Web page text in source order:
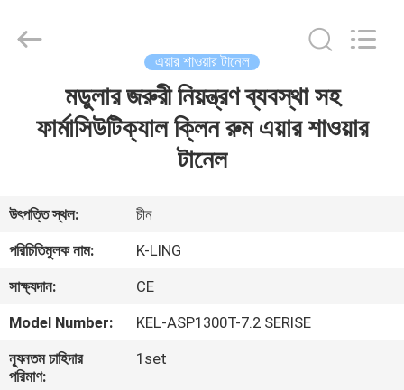
আমাদের
সম্বন্ধে
কারখানা
পরিদর্শন
Technology
Company.
এয়ার শাওয়ার টানেল
মডুলার জরুরী নিয়ন্ত্রণ ব্যবস্থা সহ
ফার্মাসিউটিক্যাল ক্লিন রুম এয়ার শাওয়ার
টানেল
উৎপত্তি স্থল:
চীন
পরিচিতিমুলক নাম:
K-LING
সাক্ষ্যদান:
CE
Model Number:
KEL-ASP1300T-7.2 SERISE
ন্যূনতম চাহিদার
পরিমাণ:
1set